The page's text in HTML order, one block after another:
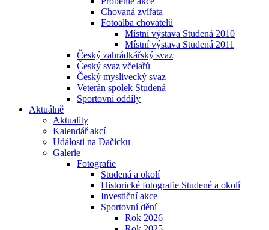
Chovaná zvířata
Fotoalba chovatelů
Místní výstava Studená 2010
Místní výstava Studená 2011
Český zahrádkářský svaz
Český svaz včelařů
Český myslivecký svaz
Veterán spolek Studená
Sportovní oddíly
Aktuálně
Aktuality
Kalendář akcí
Události na Dačicku
Galerie
Fotografie
Studená a okolí
Historické fotografie Studené a okolí
Investiční akce
Sportovní dění
Rok 2026